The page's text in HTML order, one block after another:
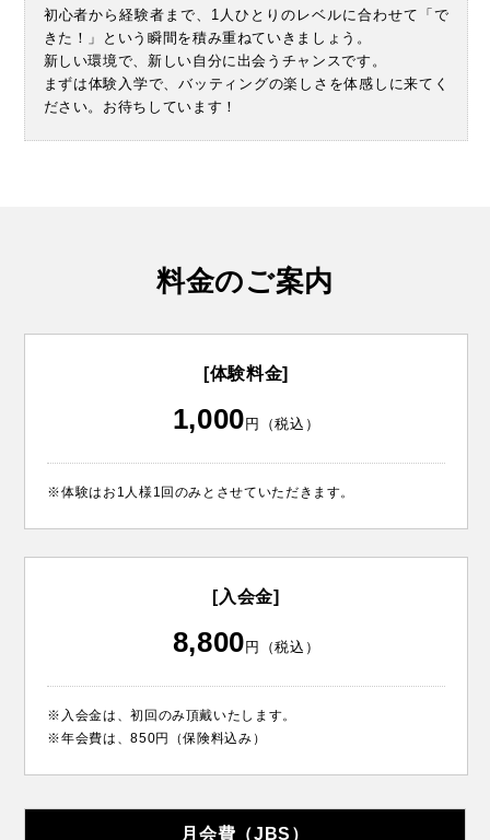
初心者から経験者まで、1人ひとりのレベルに合わせて「で
きた！」という瞬間を積み重ねていきましょう。
新しい環境で、新しい自分に出会うチャンスです。
まずは体験入学で、バッティングの楽しさを体感しに来てく
ださい。お待ちしています！
料金のご案内
[体験料金]
1,000円（税込）
※体験はお1人様1回のみとさせていただきます。
[入会金]
8,800円（税込）
※入会金は、初回のみ頂戴いたします。
※年会費は、850円（保険料込み）
月会費（JBS）